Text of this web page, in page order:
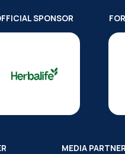
SPONSOR
MEDIA PARTNER